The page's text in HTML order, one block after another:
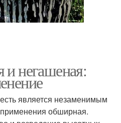
и негашеная:
является незаменимым
обширная.